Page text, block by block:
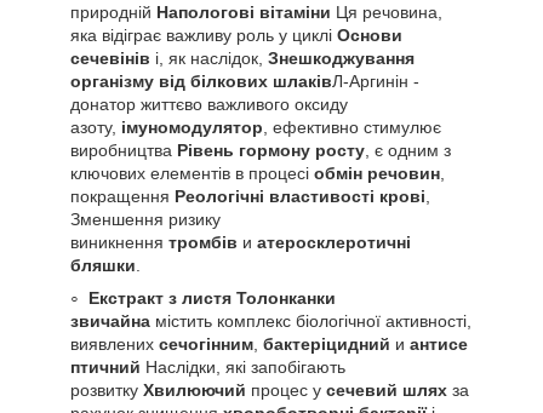
природній Напологові вітаміни Ця речовина,
яка відіграє важливу роль у циклі Основи
сечевінів і, як наслідок, Знешкоджування
організму від білкових шлаківЛ-Аргинін -
донатор життєво важливого оксиду
азоту, імуномодулятор , ефективно стимулює
виробництва Рівень гормону росту , є одним з
ключових елементів в процесі обмін речовин
покращення Реологічні властивості крові
Зменшення ризику
виникнення тромбів и атеросклеротичні
бляшки
Екстракт з листя Толонканки
звичайна містить комплекс біологічної активності,
виявлених сечогінним бактеріцидний и антисе
птичний Наслідки, які запобігають
розвитку Хвилюючий процес у сечевий шлях за